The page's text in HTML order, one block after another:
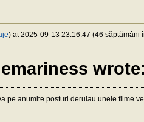
) at 2025-09-13 23:16:47 (46 săptămâni
pe anumite posturi derulau unele filme